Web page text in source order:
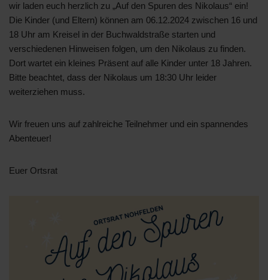
wir laden euch herzlich zu „Auf den Spuren des Nikolaus“ ein!
Die Kinder (und Eltern) können am 06.12.2024 zwischen 16 und
18 Uhr am Kreisel in der Buchwaldstraße starten und
verschiedenen Hinweisen folgen, um den Nikolaus zu finden.
Dort wartet ein kleines Präsent auf alle Kinder unter 18 Jahren.
Bitte beachtet, dass der Nikolaus um 18:30 Uhr leider
weiterziehen muss.
Wir freuen uns auf zahlreiche Teilnehmer und ein spannendes
Abenteuer!
Euer Ortsrat